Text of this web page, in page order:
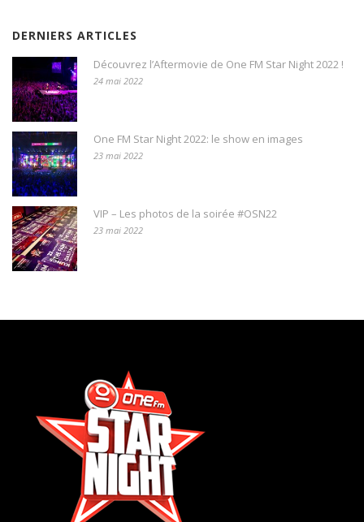
DERNIERS ARTICLES
Découvrez l’Aftermovie de One FM Star Night 2022 !
24 mai 2022
One FM Star Night 2022: le show en images
23 mai 2022
VIP – Les photos de la soirée #OSN22
23 mai 2022